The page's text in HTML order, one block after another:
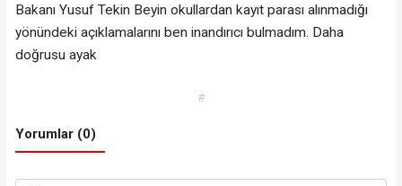
Bakanı Yusuf Tekin Beyin okullardan kayıt parası alınmadığı
yönündeki açıklamalarını ben inandırıcı bulmadım. Daha
doğrusu ayak
#
Yorumlar (0)